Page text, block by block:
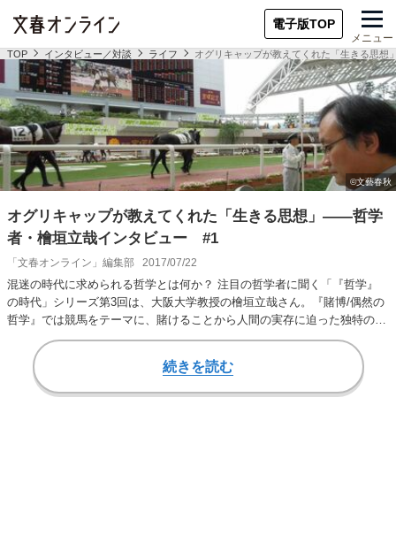
電子版TOP
メニュー
TOP インタビュー／対談 ライフ オグリキャップが教えてくれた「生きる思
オグリキャップが教えてくれた「生きる思想」――哲学
者・檜垣立哉インタビュー #1
「文春オンライン」編集部 2017/07/22
混迷の時代に求められる哲学とは何か？ 注目の哲学者に聞く「『哲学』
の時代」シリーズ第3回は、大阪大学教授の檜垣立哉さん。『賭博/偶然の
哲学』では競馬をテーマに、賭けることから人間の実存に迫った独特の哲
学を展開した。な…
続きを読む